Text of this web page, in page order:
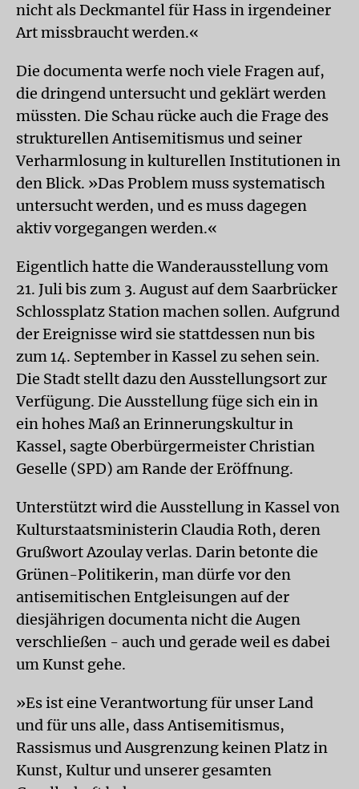
nicht als Deckmantel für Hass in irgendeiner
Art missbraucht werden.«
Die documenta werfe noch viele Fragen auf,
die dringend untersucht und geklärt werden
müssten. Die Schau rücke auch die Frage des
strukturellen Antisemitismus und seiner
Verharmlosung in kulturellen Institutionen in
den Blick. »Das Problem muss systematisch
untersucht werden, und es muss dagegen
aktiv vorgegangen werden.«
Eigentlich hatte die Wanderausstellung vom
21. Juli bis zum 3. August auf dem Saarbrücker
Schlossplatz Station machen sollen. Aufgrund
der Ereignisse wird sie stattdessen nun bis
zum 14. September in Kassel zu sehen sein.
Die Stadt stellt dazu den Ausstellungsort zur
Verfügung. Die Ausstellung füge sich ein in
ein hohes Maß an Erinnerungskultur in
Kassel, sagte Oberbürgermeister Christian
Geselle (SPD) am Rande der Eröffnung.
Unterstützt wird die Ausstellung in Kassel von
Kulturstaatsministerin Claudia Roth, deren
Grußwort Azoulay verlas. Darin betonte die
Grünen-Politikerin, man dürfe vor den
antisemitischen Entgleisungen auf der
diesjährigen documenta nicht die Augen
verschließen - auch und gerade weil es dabei
um Kunst gehe.
»Es ist eine Verantwortung für unser Land
und für uns alle, dass Antisemitismus,
Rassismus und Ausgrenzung keinen Platz in
Kunst, Kultur und unserer gesamten